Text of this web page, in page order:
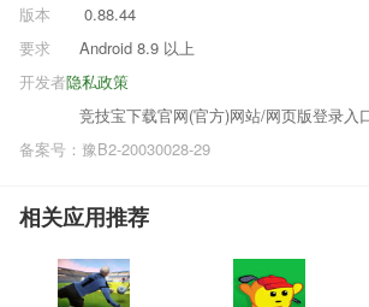
版本
0.88.44
要求
Android 8.9 以上
隐私政策
开发者
竞技宝下载官网(官方)网站/网页版登录入
备案号：豫B2-20030028-29
相关应用推荐